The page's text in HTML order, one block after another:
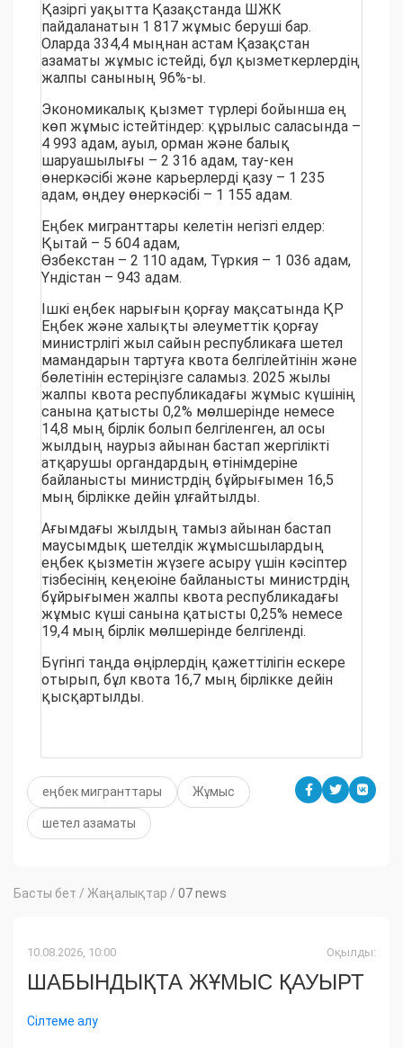
Қазіргі уақытта Қазақстанда ШЖК
пайдаланатын 1 817 жұмыс беруші бар.
Оларда 334,4 мыңнан астам Қазақстан
азаматы жұмыс істейді, бұл қызметкерлердің
жалпы санының 96%-ы.
Экономикалық қызмет түрлері бойынша ең
көп жұмыс істейтіндер: құрылыс саласында –
4 993 адам, ауыл, орман және балық
шаруашылығы – 2 316 адам, тау-кен
өнеркәсібі және карьерлерді қазу – 1 235
адам, өңдеу өнеркәсібі – 1 155 адам.
Еңбек мигранттары келетін негізгі елдер:
Қытай – 5 604 адам,
Өзбекстан – 2 110 адам, Түркия – 1 036 адам,
Үндістан – 943 адам.
Ішкі еңбек нарығын қорғау мақсатында ҚР
Еңбек және халықты әлеуметтік қорғау
министрлігі жыл сайын республикаға шетел
мамандарын тартуға квота белгілейтінін және
бөлетінін естеріңізге саламыз. 2025 жылы
жалпы квота республикадағы жұмыс күшінің
санына қатысты 0,2% мөлшерінде немесе
14,8 мың бірлік болып белгіленген, ал осы
жылдың наурыз айынан бастап жергілікті
атқарушы органдардың өтінімдеріне
байланысты министрдің бұйрығымен 16,5
мың бірлікке дейін ұлғайтылды.
Ағымдағы жылдың тамыз айынан бастап
маусымдық шетелдік жұмысшылардың
еңбек қызметін жүзеге асыру үшін кәсіптер
тізбесінің кеңеюіне байланысты министрдің
бұйрығымен жалпы квота республикадағы
жұмыс күші санына қатысты 0,25% немесе
19,4 мың бірлік мөлшерінде белгіленді.
Бүгінгі таңда өңірлердің қажеттілігін ескере
отырып, бұл квота 16,7 мың бірлікке дейін
қысқартылды.
еңбек мигранттары Жұмыс
шетел азаматы
Басты бет / Жаңалықтар / 07 news
10.08.2026, 10:00 Оқылды:
ШАБЫНДЫҚТА ЖҰМЫС ҚАУЫРТ
Сілтеме алу